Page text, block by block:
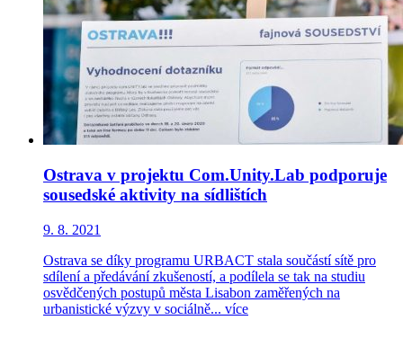
Ostrava v projektu Com.Unity.Lab podporuje
sousedské aktivity na sídlištích
9. 8. 2021
Ostrava se díky programu URBACT stala součástí sítě pro
sdílení a předávání zkušeností, a podílela se tak na studiu
osvědčených postupů města Lisabon zaměřených na
urbanistické výzvy v sociálně... více